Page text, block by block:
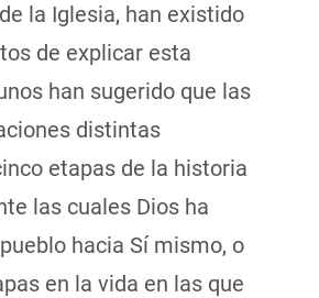
la Iglesia, han existido
de explicar esta
han sugerido que las
distintas
etapas de la historia
las cuales Dios ha
hacia Sí mismo, o
en la vida en las que